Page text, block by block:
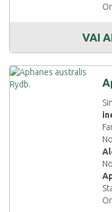
VAI